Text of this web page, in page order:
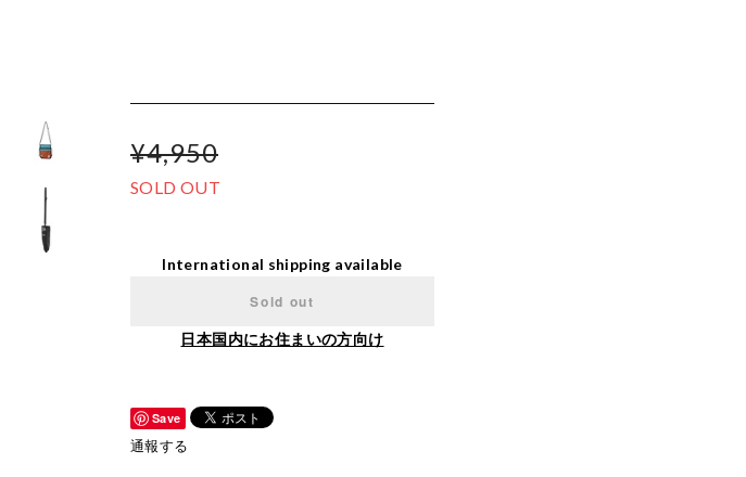
¥4,950
SOLD OUT
International shipping available
Sold out
日本国内にお住まいの方向け
Save
通報する